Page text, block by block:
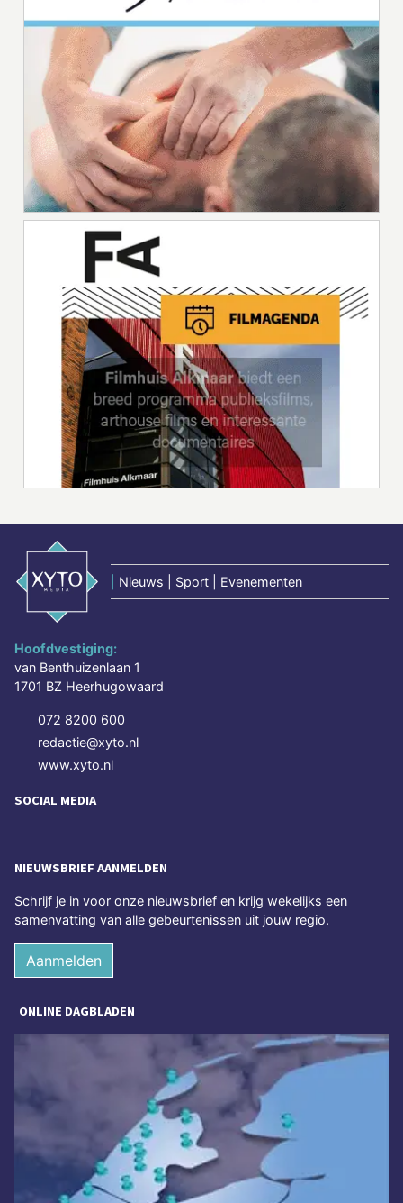
Nieuws | Sport | Evenementen
Hoofdvestiging:
van Benthuizenlaan 1
1701 BZ Heerhugowaard
072 8200 600
redactie@xyto.nl
www.xyto.nl
SOCIAL MEDIA
NIEUWSBRIEF AANMELDEN
Schrijf je in voor onze nieuwsbrief en krijg wekelijks een
samenvatting van alle gebeurtenissen uit jouw regio.
Aanmelden
ONLINE DAGBLADEN